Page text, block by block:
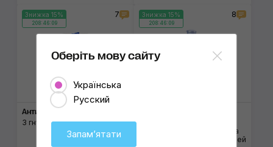
Знижка 15%
208:46:08
7
Антидощ GLACO DX
З гнучким аплікатором
Знижка 15%
208:46:08
8
Для відновлення блиску та
захисту хромованих деталей
Оберіть мову сайту
Українська
Русский
Запамʼятати